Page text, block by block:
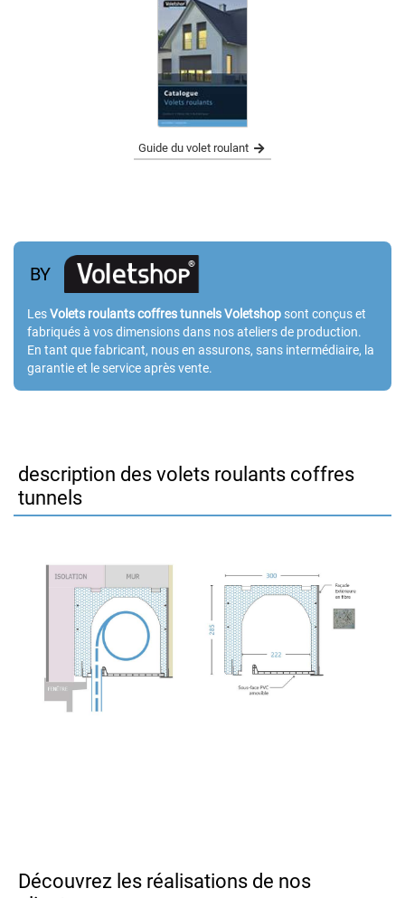
Guide du volet roulant
BY
LesVolets roulants coffres tunnels Voletshop sont conçus et
fabriqués à vos dimensions dans nos ateliers de production.
En tant que fabricant, nous en assurons, sans intermédiaire, la
garantie et le service après vente.
description des volets roulants coffres
tunnels
Découvrez les réalisations de nos